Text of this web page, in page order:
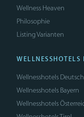
Wellness Heaven
Philosophie
Listing Varianten
WELLNESSHOTELS
Wellnesshotels
Wellnesshotels Bayern
Wellnesshotels